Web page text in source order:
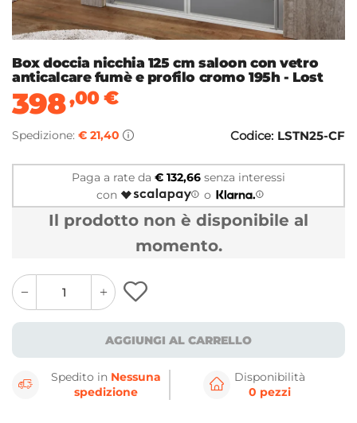
Box doccia nicchia 125 cm saloon con vetro
anticalcare fumè e profilo cromo 195h - Lost
398,00€
Spedizione: € 21,40 Codice: LSTN25-CF
Paga a rate da € 132,66 senza interessi
con
o
Il prodotto non è disponibile al
momento.
quantity
button
quantity
minus
button
AGGIUNGI AL CARRELLO
Spedito in Nessuna
spedizione
Disponibilità
0 pezzi